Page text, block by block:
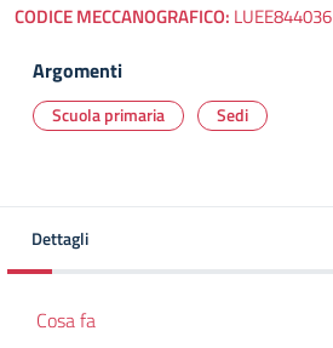
CODICE MECCANOGRAFICO: LUEE844036
Argomenti
Scuola primaria Sedi
Dettagli
Cosa fa